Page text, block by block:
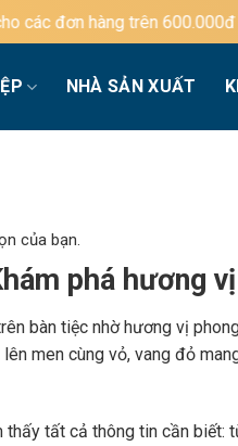
600.000đ
NHÀ SẢN XUẤT
của bạn.
phá hương
bàn tiệc nhờ hương vị
men cùng vỏ, vang đỏ
thấy tất cả thông tin cần biết: